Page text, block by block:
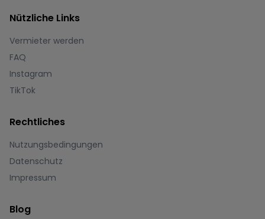
Nützliche Links
Vermieter werden
FAQ
Instagram
TikTok
Rechtliches
Nutzungsbedingungen
Datenschutz
Impressum
Blog